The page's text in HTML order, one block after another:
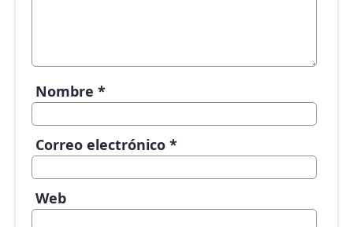
Nombre *
Correo electrónico *
Web